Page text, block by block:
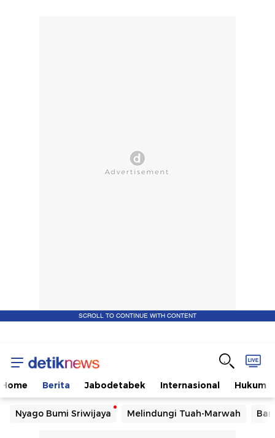
SCROLL TO CONTINUE WITH CONTENT
Home Berita Jabodetabek Internasional Hukum
Nyago Bumi Sriwijaya Melindungi Tuah-Marwah